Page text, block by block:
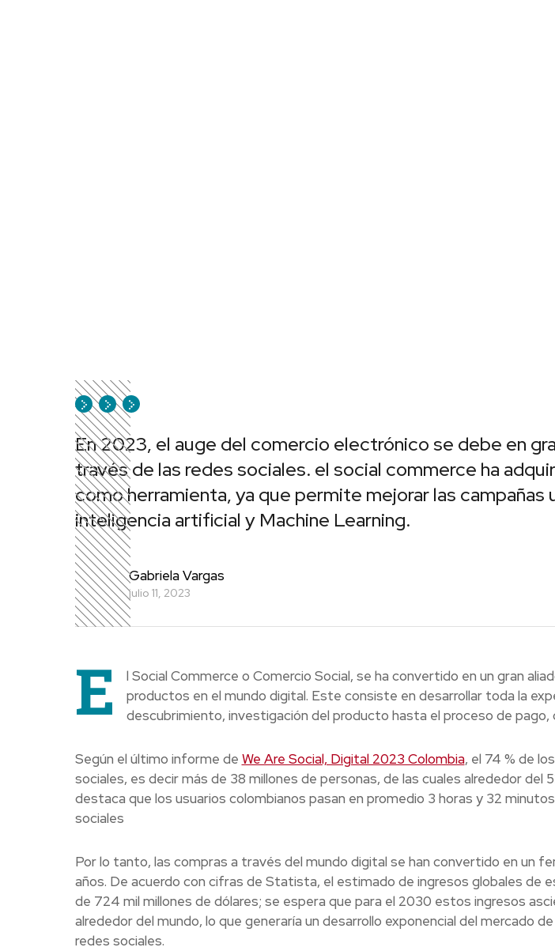
En 2023, el auge del comercio electrónico se debe en
través de las redes sociales. el social commerce ha
como herramienta, ya que permite mejorar las
inteligencia artificial y Machine Learning.
Gabriela Vargas
julio 11, 2023
E
l Social Commerce o Comercio Social, se ha convertido en un gran
productos en el mundo digital. Este consiste en desarrollar toda la
descubrimiento, investigación del producto hasta el proceso de
Según el último informe de We Are Social, Digital 2023 Colombia, el 74 % de
sociales, es decir más de 38 millones de personas, de las cuales alrededor del
destaca que los usuarios colombianos pasan en promedio 3 horas y 32
sociales
Por lo tanto, las compras a través del mundo digital se han convertido en un
años. De acuerdo con cifras de Statista, el estimado de ingresos globales de
de 724 mil millones de dólares; se espera que para el 2030 estos ingresos
alrededor del mundo, lo que generaría un desarrollo exponencial del mercado
redes sociales.